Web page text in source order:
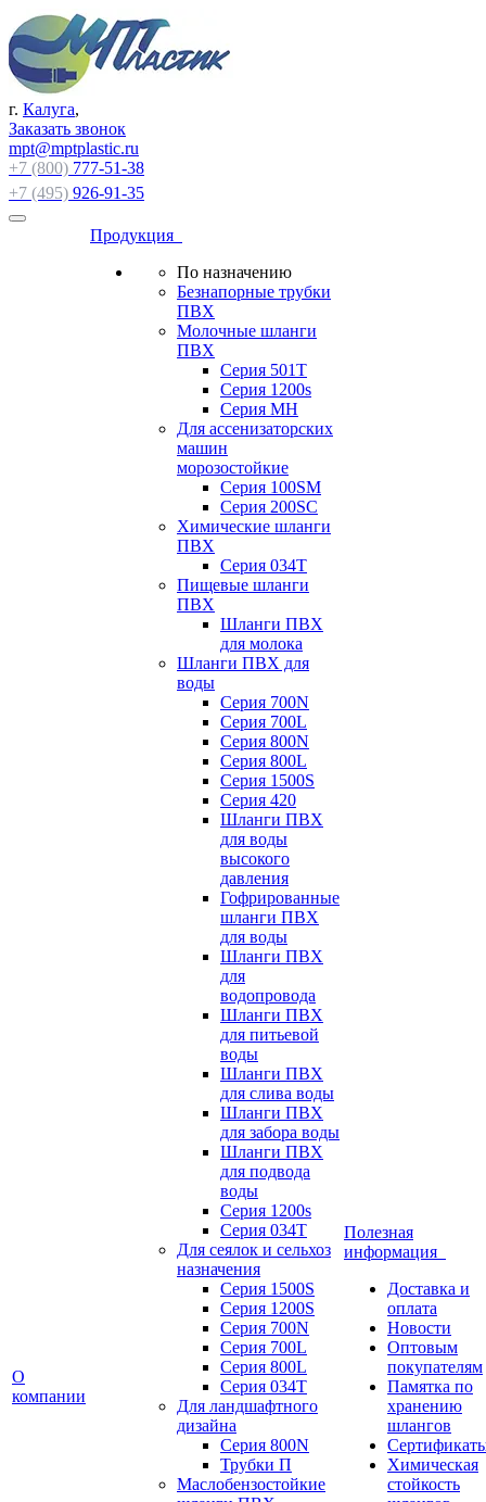
г. Калуга,
Заказать звонок
mpt@mptplastic.ru
+7 (800) 777-51-38
+7 (495) 926-91-35
О
компании
Продукция
По назначению
Безнапорные трубки
ПВХ
Молочные шланги
ПВХ
Серия 501T
Серия 1200s
Серия МН
Для ассенизаторских
машин
морозостойкие
Серия 100SM
Серия 200SС
Химические шланги
ПВХ
Серия 034Т
Пищевые шланги
ПВХ
Шланги ПВХ
для молока
Шланги ПВХ для
воды
Серия 700N
Серия 700L
Серия 800N
Серия 800L
Серия 1500S
Серия 420
Шланги ПВХ
для воды
высокого
давления
Гофрированные
шланги ПВХ
для воды
Шланги ПВХ
для
водопровода
Шланги ПВХ
для питьевой
воды
Шланги ПВХ
для слива воды
Шланги ПВХ
для забора воды
Шланги ПВХ
для подвода
воды
Серия 1200s
Серия 034Т
Для сеялок и сельхоз
назначения
Серия 1500S
Серия 1200S
Серия 700N
Серия 700L
Серия 800L
Серия 034T
Для ландшафтного
дизайна
Серия 800N
Трубки П
Маслобензостойкие
Полезная
информация
Доставка и
оплата
Новости
Оптовым
покупателям
Памятка по
хранению
шлангов
Химическая
стойкость